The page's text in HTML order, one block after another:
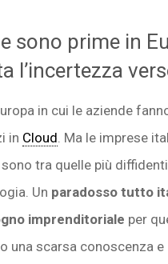
sono prime in
l’incertezza
in cui le aziende
in Cloud. Ma le imprese
tra quelle più
Un paradosso tutto
imprenditoriale per
una scarsa conoscenza e